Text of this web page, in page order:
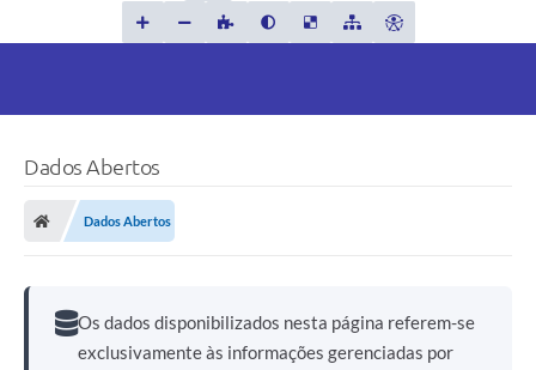
Dados Abertos
Dados Abertos
Os dados disponibilizados nesta página referem-se
exclusivamente às informações gerenciadas por